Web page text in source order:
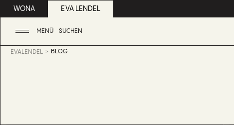
WONA EVA LENDEL
MENÜ SUCHEN
EVALENDEL BLOG